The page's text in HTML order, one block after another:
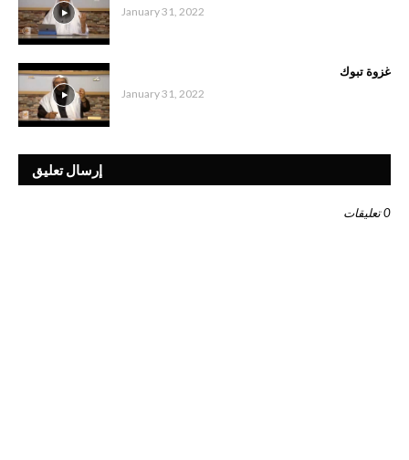
January 31, 2022
غزوة تبوك
January 31, 2022
إرسال تعليق
0 تعليقات